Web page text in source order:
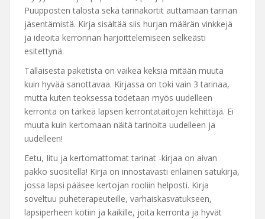
Puupposten talosta sekä tarinakortit auttamaan tarinan
jäsentämistä. Kirja sisältää siis hurjan määrän vinkkejä
ja ideoita kerronnan harjoittelemiseen selkeästi
esitettynä.
Tällaisesta paketista on vaikea keksiä mitään muuta
kuin hyvää sanottavaa. Kirjassa on toki vain 3 tarinaa,
mutta kuten teoksessa todetaan myös uudelleen
kerronta on tärkeä lapsen kerrontataitojen kehittäjä. Ei
muuta kuin kertomaan näitä tarinoita uudelleen ja
uudelleen!
Eetu, Iitu ja kertomattomat tarinat -kirjaa on aivan
pakko suositella! Kirja on innostavasti erilainen satukirja,
jossa lapsi pääsee kertojan rooliin helposti. Kirja
soveltuu puheterapeuteille, varhaiskasvatukseen,
lapsiperheen kotiin ja kaikille, joita kerronta ja hyvät